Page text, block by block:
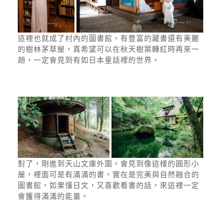
這裡也就成了村內的圖書館，有豐富的藏書還有美麗
的樹林茅草屋，真希望可以在秋天樹葉轉紅時再來一
趟，一定會見到有如日本童話裡的世界。
對了，剛進到天山文庫外圍，會見到像這樣的圓形小
屋，裡面可是有滿滿的書，實在是完美與自然融合的
圖書館，如果懂日文，又喜歡看書的話，來這裡一定
會獲得滿滿的能量。